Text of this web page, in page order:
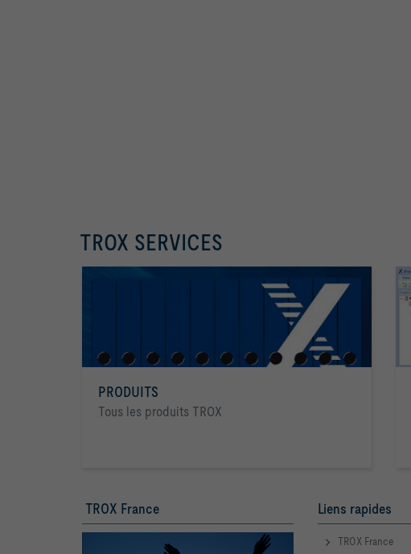
TROX SERVICES
PRODUITS
Tous les produits TROX
TROX France Liens rapides
TROX France